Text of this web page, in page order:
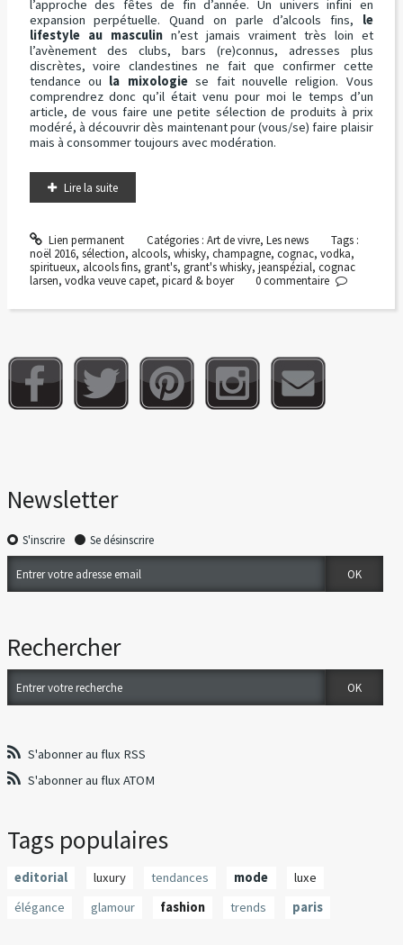
l’approche des fêtes de fin d’année. Un univers infini en
expansion perpétuelle. Quand on parle d’alcools fins, le
lifestyle au masculinn’est jamais vraiment très loin et
l’avènement des clubs, bars (re)connus, adresses plus
discrètes, voire clandestines ne fait que confirmer cette
tendance ou la mixologiese fait nouvelle religion. Vous
comprendrez donc qu’il était venu pour moi le temps d’un
article, de vous faire une petite sélection de produits à prix
modéré, à découvrir dès maintenant pour (vous/se) faire plaisir
mais à consommer toujours avec modération.
Lire la suite
Lien permanent Catégories : Art de vivre, Les news
Tags :
noël 2016, sélection, alcools, whisky, champagne, cognac, vodka,
spiritueux, alcools fins, grant's, grant's whisky, jeanspézial, cognac
larsen, vodka veuve capet, picard & boyer 0commentaire
Newsletter
S'inscrire Se désinscrire
Rechercher
S'abonner au flux RSS
S'abonner au flux ATOM
Tags populaires
editorial luxury tendances mode
luxe
élégance
glamour fashion trends paris